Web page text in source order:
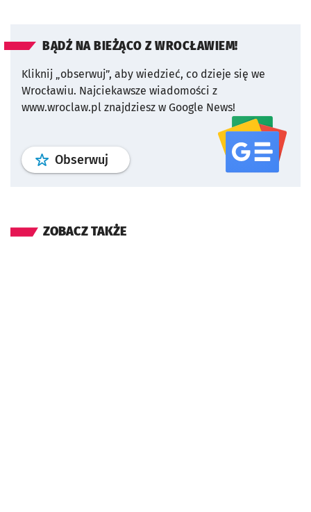
BĄDŹ NA BIEŻĄCO Z WROCŁAWIEM!
Kliknij „obserwuj”, aby wiedzieć, co dzieje się we
Wrocławiu. Najciekawsze wiadomości z
www.wroclaw.pl znajdziesz w Google News!
Obserwuj profil serwisu
ZOBACZ TAKŻE